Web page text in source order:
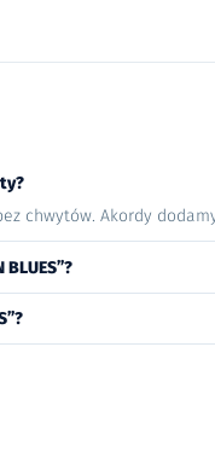
chwytów. Akordy